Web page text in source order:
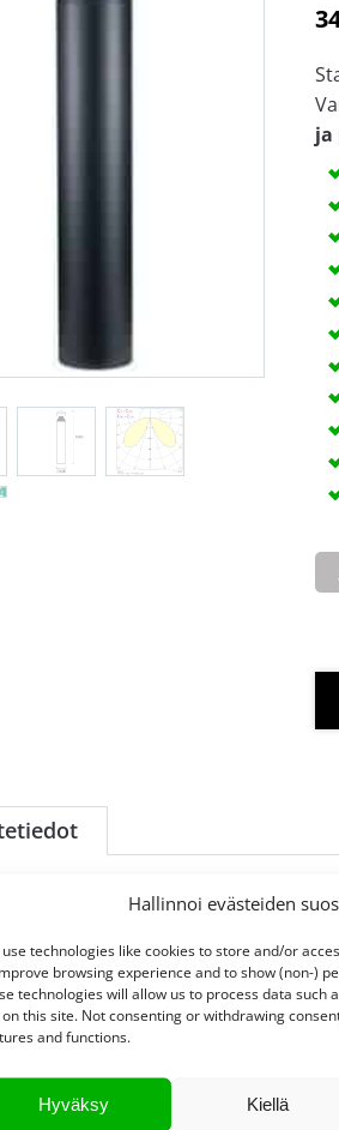
Hallinnoi evästeiden
use technologies like cookies to store and/or
browsing experience and to show (non-)
technologies will allow us to process data such
on this site. Not consenting or withdrawing
and functions.
Hyväksy Kiellä
ja
lampun
(IP)